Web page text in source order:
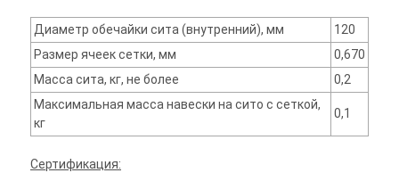
Диаметр обечайки сита (внутренний), мм
120
Размер ячеек сетки, мм
0,670
Масса сита, кг, не более
0,2
Максимальная масса навески на сито с сеткой,
кг
0,1
Сертификация: